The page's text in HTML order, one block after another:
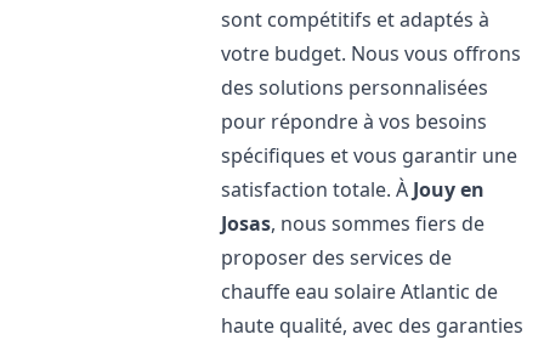
sont compétitifs et adaptés à
votre budget. Nous vous offrons
des solutions personnalisées
pour répondre à vos besoins
spécifiques et vous garantir une
satisfaction totale. À Jouy en
Josas, nous sommes fiers de
proposer des services de
chauffe eau solaire Atlantic de
haute qualité, avec des garanties